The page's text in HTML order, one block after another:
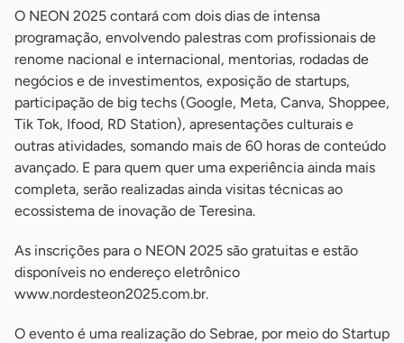
O NEON 2025 contará com dois dias de intensa
programação, envolvendo palestras com profissionais de
renome nacional e internacional, mentorias, rodadas de
negócios e de investimentos, exposição de startups,
participação de big techs (Google, Meta, Canva, Shoppee,
Tik Tok, Ifood, RD Station), apresentações culturais e
outras atividades, somando mais de 60 horas de conteúdo
avançado. E para quem quer uma experiência ainda mais
completa, serão realizadas ainda visitas técnicas ao
ecossistema de inovação de Teresina.
As inscrições para o NEON 2025 são gratuitas e estão
disponíveis no endereço eletrônico
www.nordesteon2025.com.br.
O evento é uma realização do Sebrae, por meio do Startup